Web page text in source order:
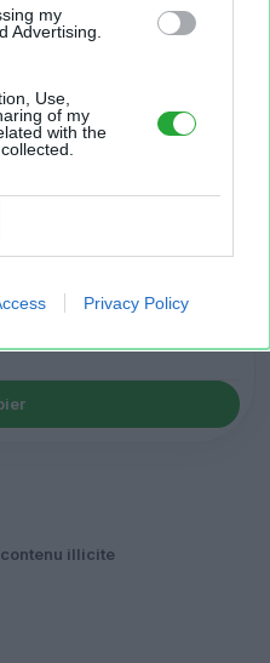
my
Advertising.
Use,
of my
with the
Privacy Policy
avec les tags BB:
de téléchargement du
illicite